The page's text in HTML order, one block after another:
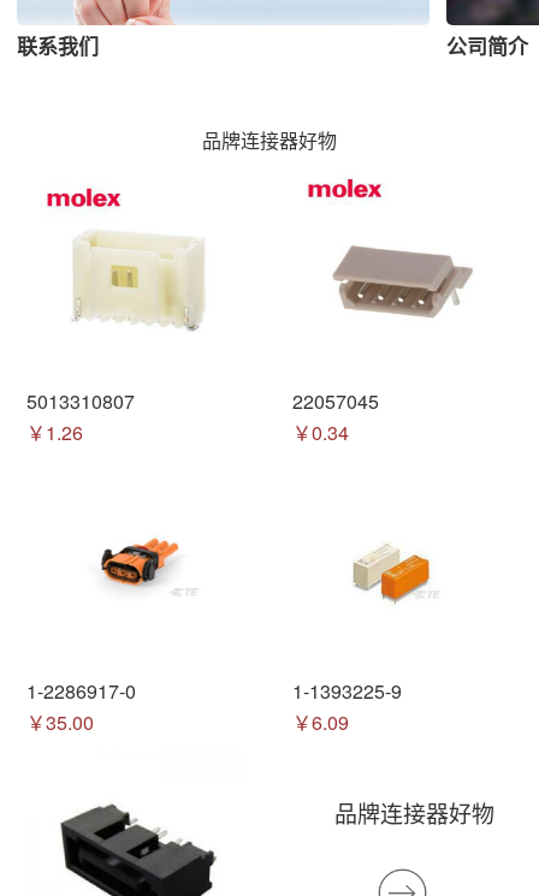
联系我们 公司简介
品牌连接器好物
5013310807
￥1.26
22057045
￥0.34
1-2286917-0
￥35.00
1-1393225-9
￥6.09
品牌连接器好物